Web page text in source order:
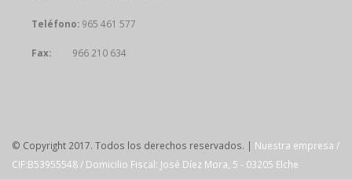
Teléfono: 965 461 577
Fax: 966 210 634
© Copyright 2017. Todos los derechos reservados. | Nuestra empresa /
CIF:B53955548 / Domicilio Fiscal: José Díez Mora, 5 - 03205 Elche